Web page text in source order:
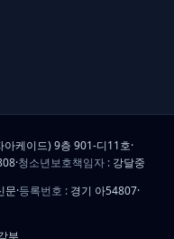
케이드) 9층 901-디11호·
·청소년보호책임자 : 강달중
문·등록번호 : 경기 아54807·
부